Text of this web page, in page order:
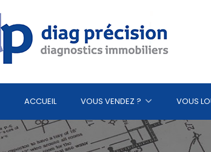
ACCUEIL VOUS VENDEZ ? VOUS